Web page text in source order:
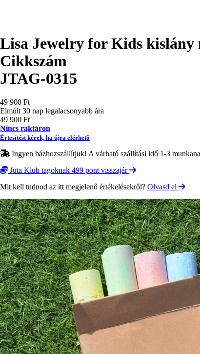
Lisa Jewelry for Kids kislány
Cikkszám
JTAG-0315
49 900 Ft
Elmúlt 30 nap legalacsonyabb ára
49 900 Ft
Nincs raktáron
Értesítést kérek, ha újra elérhető
Ingyen házhozszállítjuk! A várható szállítási idő 1-3
Juta Klub tagoknak 499 pont visszajár
Mit kell tudnod az itt megjelenő értékelésekről? Olvasd el